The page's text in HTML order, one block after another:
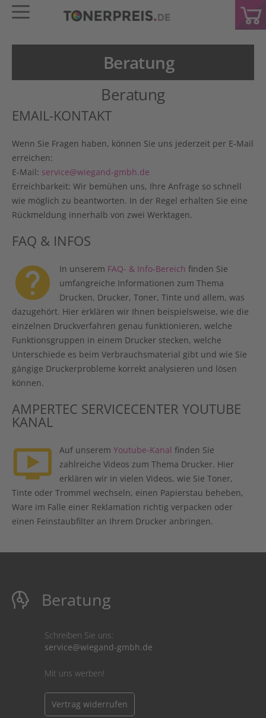
Beratung
Beratung
EMAIL-KONTAKT
Wenn Sie Fragen haben, können Sie uns jederzeit per E-Mail
erreichen:
E-Mail: service@wiegand-gmbh.de
Erreichbarkeit: Wir bemühen uns, Ihre Anfrage so schnell
wie möglich zu beantworten. In der Regel erhalten Sie eine
Rückmeldung innerhalb von zwei Werktagen.
FAQ & INFOS
help In unserem FAQ- & Info-Bereich finden Sie
umfangreiche Informationen zum Thema
Drucken, Drucker, Toner, Tinte und allem, was
dazugehört. Hier erklären wir Ihnen beispielsweise, wie die
einzelnen Druckverfahren genau funktionieren, welche
Funktionsgruppen in einem Drucker stecken, welche
Unterschiede es beim Verbrauchsmaterial gibt und wie Sie
gängige Druckerprobleme korrekt analysieren und lösen
können.
AMPERTEC SERVICECENTER YOUTUBE
KANAL
ondemand_video Auf unserem Youtube-Kanal finden Sie
zahlreiche Videos zum Thema Drucker. Hier
erklären wir in vielen Videos, wie Sie Toner,
Tinte oder Trommel wechseln, einen Papierstau beheben,
Ware im Falle einer Reklamation richtig verpacken oder
einen Feinstaubfilter an Ihrem Drucker anbringen.
Beratung
Schreiben Sie uns:
service@wiegand-gmbh.de
Mit uns werben!
Vertrag widerrufen